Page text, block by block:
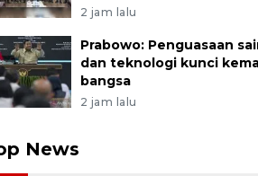
2 jam lalu
Prabowo: Penguasaan
dan teknologi kunci
bangsa
2 jam lalu
News